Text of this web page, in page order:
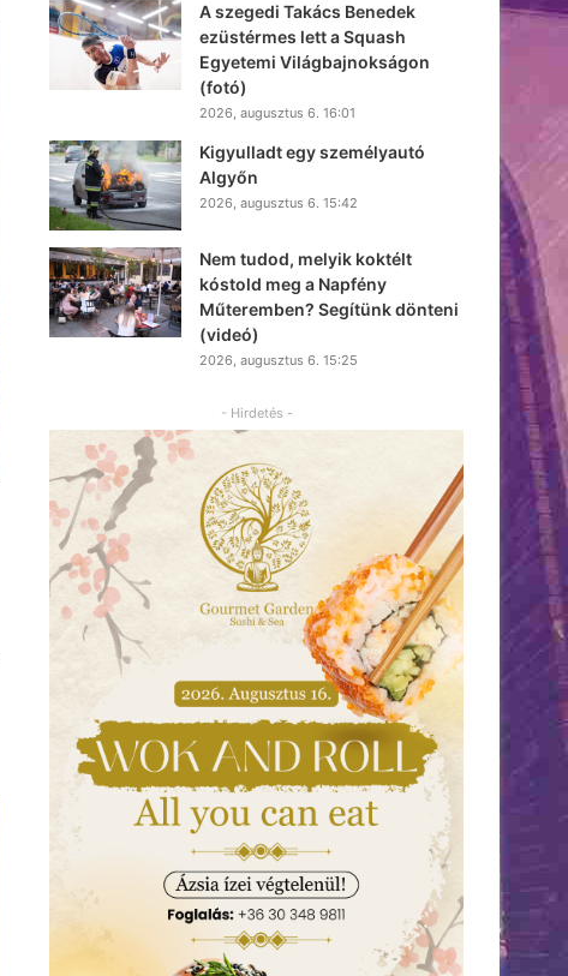
A szegedi Takács Benedek
ezüstérmes lett a Squash
Egyetemi Világbajnokságon
(fotó)
2026, augusztus 6. 16:01
Kigyulladt egy személyautó
Algyőn
2026, augusztus 6. 15:42
Nem tudod, melyik koktélt
kóstold meg a Napfény
Műteremben? Segítünk dönteni
(videó)
2026, augusztus 6. 15:25
- Hirdetés -